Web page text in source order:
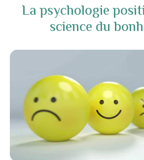
La psychologie
science du